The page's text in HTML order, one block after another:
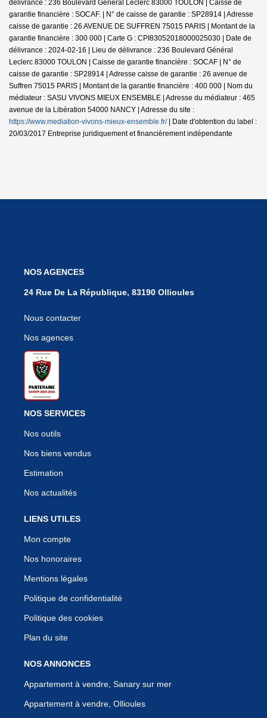
délivrance : 236 Boulevard Général Leclerc 83000 TOULON | Caisse de
garantie financière : SOCAF. | N° de caisse de garantie : SP28914 | Adresse
caisse de garantie : 26 AVENUE DE SUFFREN 75015 PARIS | Montant de la
garantie financière : 300 000 | Carte G : CPI83052018000025030 | Date de
délivrance : 2024-02-16 | Lieu de délivrance : 236 Boulevard Général
Leclerc 83000 TOULON | Caisse de garantie financière : SOCAF | N° de
caisse de garantie : SP28914 | Adresse caisse de garantie : 26 avenue de
Suffren 75015 PARIS | Montant de la garantie financière : 400 000 | Nom du
médiateur : SASU VIVONS MIEUX ENSEMBLE | Adresse du médiateur : 465
avenue de la Libération 54000 NANCY | Adresse du site :
https://www.mediation-vivons-mieux-ensemble.fr/| Date d'obtention du label :
20/03/2017 Entreprise juridiquement et financièrement indépendante
NOS AGENCES
24 Rue De La République, 83190 Ollioules
Nous contacter
Nos agences
NOS SERVICES
Nos outils
Nos biens vendus
Estimation
Nos actualités
LIENS UTILES
Mon compte
Nos honoraires
Mentions légales
Politique de confidentialité
Politique des cookies
Plan du site
NOS ANNONCES
Appartement à vendre, Sanary sur mer
Appartement à vendre, Ollioules